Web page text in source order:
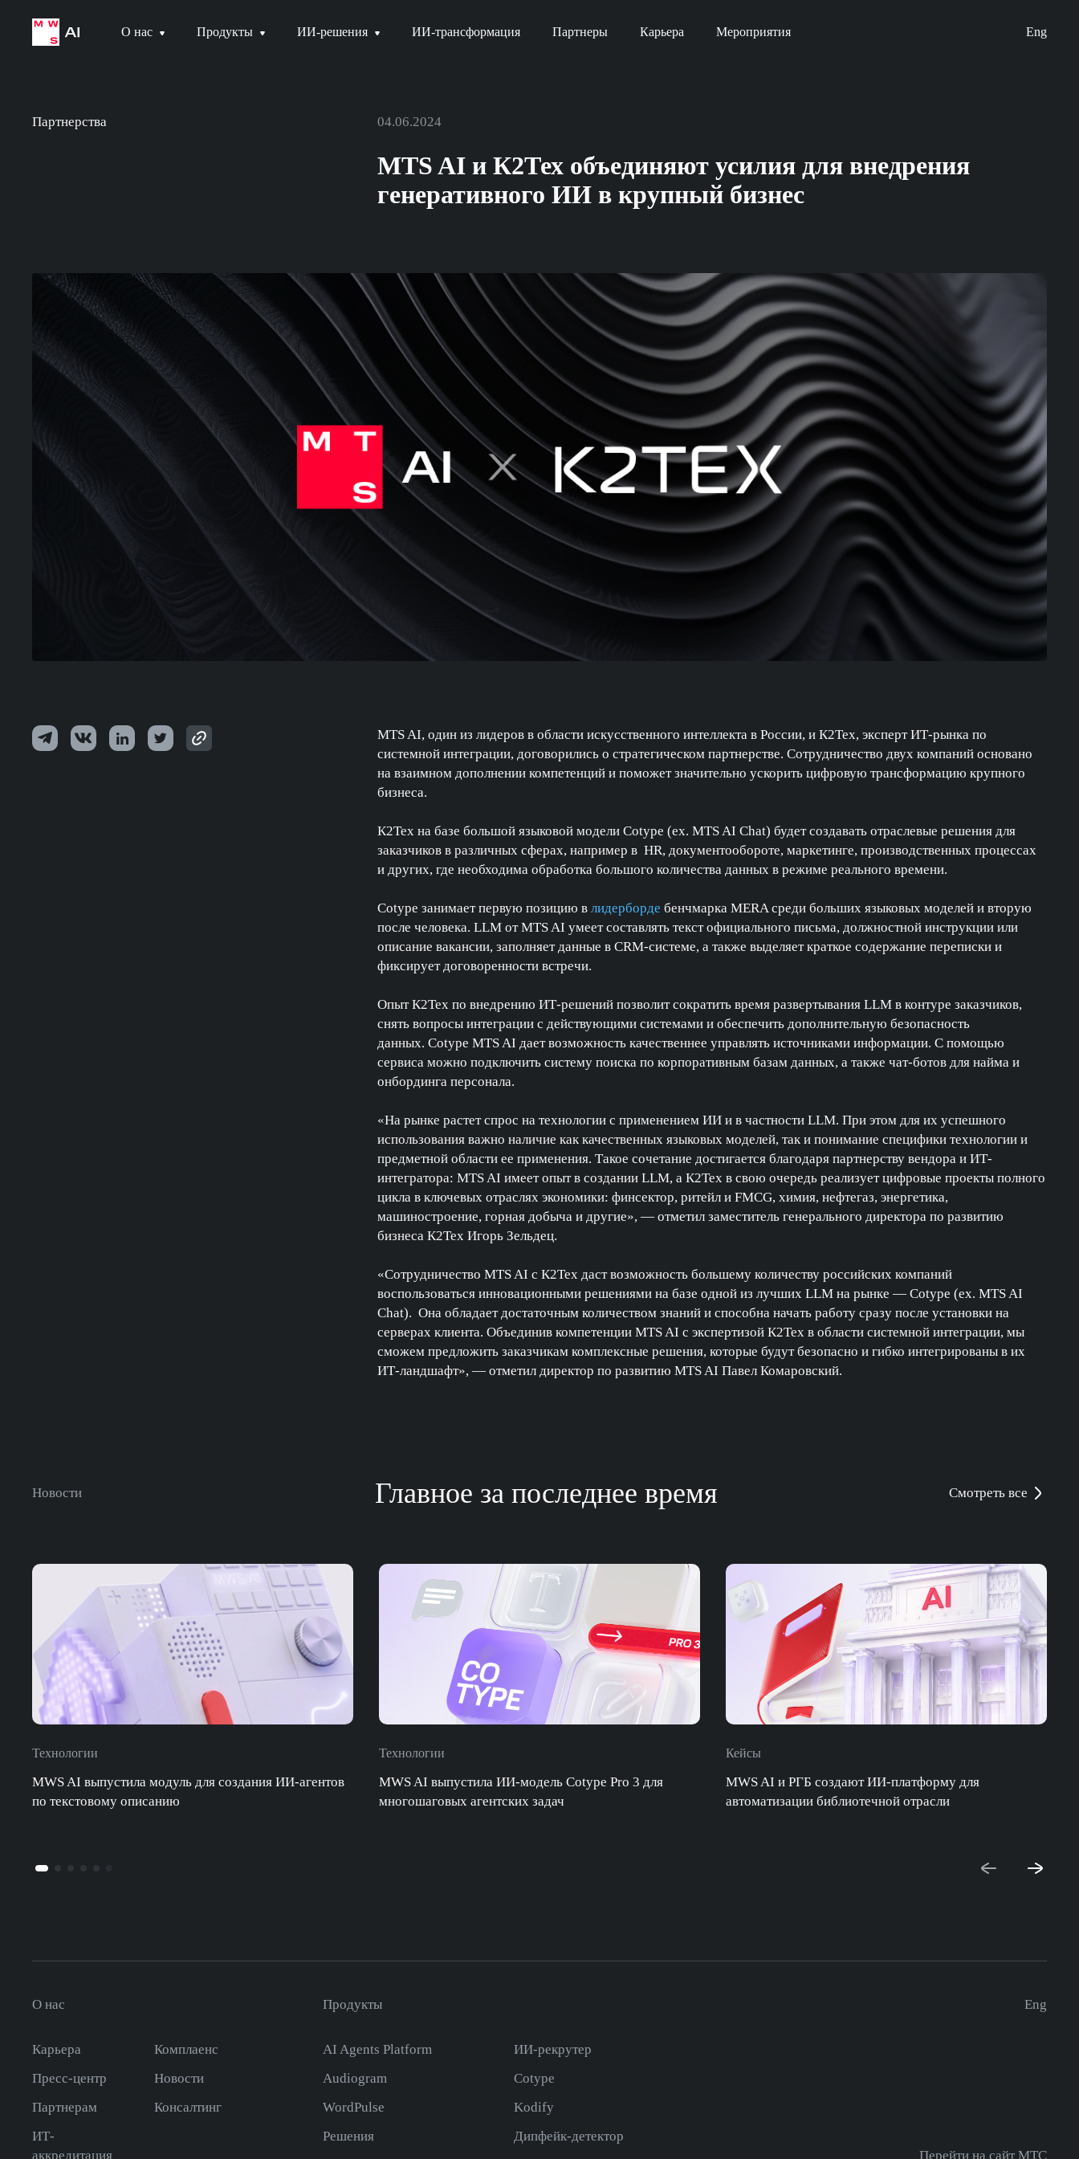
О нас Продукты ИИ-решения ИИ-трансформация Партнеры Карьера Мероприятия Eng
Партнерства 04.06.2024
MTS AI и К2Тех объединяют усилия для внедрения
генеративного ИИ в крупный бизнес
MTS AI, один из лидеров в области искусственного интеллекта в России, и К2Тех, эксперт ИТ-рынка по
системной интеграции, договорились о стратегическом партнерстве. Сотрудничество двух компаний основано
на взаимном дополнении компетенций и поможет значительно ускорить цифровую трансформацию крупного
бизнеса.
К2Тех на базе большой языковой модели Cotype (ex. MTS AI Chat) будет создавать отраслевые решения для
заказчиков в различных сферах, например в HR, документообороте, маркетинге, производственных процессах
и других, где необходима обработка большого количества данных в режиме реального времени.
Cotype занимает первую позицию влидерборде бенчмарка MERA среди больших языковых моделей и вторую
после человека. LLM от MTS AI умеет составлять текст официального письма, должностной инструкции или
описание вакансии, заполняет данные в CRM-системе, а также выделяет краткое содержание переписки и
фиксирует договоренности встречи.
Опыт К2Тех по внедрению ИТ-решений позволит сократить время развертывания LLM в контуре заказчиков,
снять вопросы интеграции с действующими системами и обеспечить дополнительную безопасность
данных. Cotype MTS AI дает возможность качественнее управлять источниками информации. С помощью
сервиса можно подключить систему поиска по корпоративным базам данных, а также чат-ботов для найма и
онбординга персонала.
«На рынке растет спрос на технологии с применением ИИ и в частности LLM. При этом для их успешного
использования важно наличие как качественных языковых моделей, так и понимание специфики технологии и
предметной области ее применения. Такое сочетание достигается благодаря партнерству вендора и ИТ-
интегратора: MTS AI имеет опыт в создании LLM, а К2Тех в свою очередь реализует цифровые проекты полного
цикла в ключевых отраслях экономики: финсектор, ритейл и FMCG, химия, нефтегаз, энергетика,
машиностроение, горная добыча и другие», — отметил заместитель генерального директора по развитию
бизнеса К2Тех Игорь Зельдец.
«Сотрудничество MTS AI с К2Тех даст возможность большему количеству российских компаний
воспользоваться инновационными решениями на базе одной из лучших LLM на рынке — Cotype (ex. MTS AI
Chat). Она обладает достаточным количеством знаний и способна начать работу сразу после установки на
серверах клиента. Объединив компетенции MTS AI с экспертизой К2Тех в области системной интеграции, мы
сможем предложить заказчикам комплексные решения, которые будут безопасно и гибко интегрированы в их
ИТ-ландшафт», — отметил директор по развитию MTS AI Павел Комаровский.
Новости Главное за последнее время Смотреть все
Технологии
MWS AI выпустила модуль для создания ИИ-агентов
по текстовому описанию
Технологии
MWS AI выпустила ИИ-модель Cotype Pro 3 для
многошаговых агентских задач
Кейсы
MWS AI и РГБ создают ИИ-платформу для
автоматизации библиотечной отрасли
О нас
Карьера
Комплаенс
Пресс-центр
Новости
Партнерам
Консалтинг
ИТ-
аккредитация
Продукты
AI Agents Platform
ИИ-рекрутер
Audiogram
Cotype
WordPulse
Kodify
Решения
Дипфейк-детектор
Перейти на сайт МТС
Eng